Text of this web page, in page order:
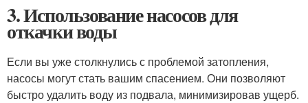
3. Использование насосов для
откачки воды
Если вы уже столкнулись с проблемой затопления,
насосы могут стать вашим спасением. Они позволяют
быстро удалить воду из подвала, минимизировав ущерб.